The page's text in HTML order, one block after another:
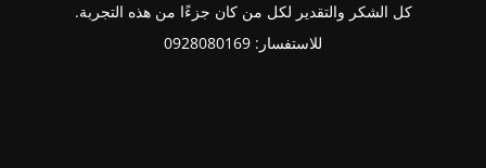
كل الشكر والتقدير لكل من كان جزءًا من هذه التجربة.
للاستفسار: 0928080169